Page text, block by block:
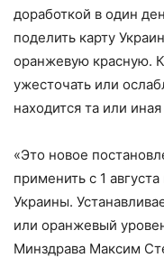
доработкой в ​​один
поделить карту
оранжевую красную.
ужесточать или
находится та или
«Это новое
применить с 1
Украины.
или оранжевый
Минздрава Максим